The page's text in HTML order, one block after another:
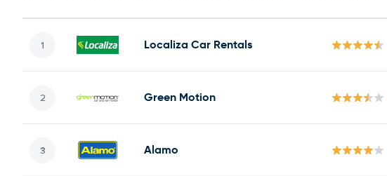
Localiza Car Rentals
Green Motion
Alamo